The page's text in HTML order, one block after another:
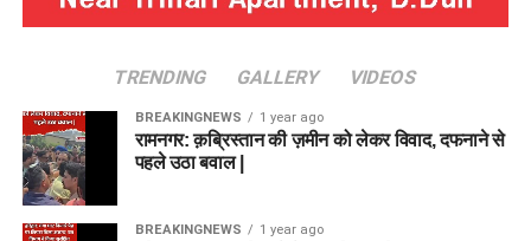
TRENDING GALLERY VIDEOS
BREAKINGNEWS 1 year ago
रामनगर: क़ब्रिस्तान की ज़मीन को लेकर विवाद, दफनाने से
पहले उठा बवाल |
BREAKINGNEWS 1 year ago